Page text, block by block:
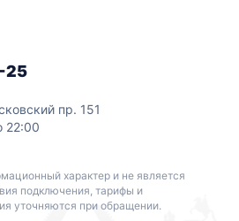
25
пр. 151
22:00
характер и не является
подключения, тарифы и
уточняются при обращении.